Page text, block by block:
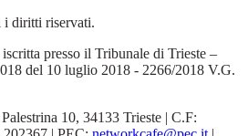
i diritti riservati.
presso il Tribunale di Trieste –
del 10 luglio 2018 - 2266/2018 V.G.
10, 34133 Trieste | C.F: